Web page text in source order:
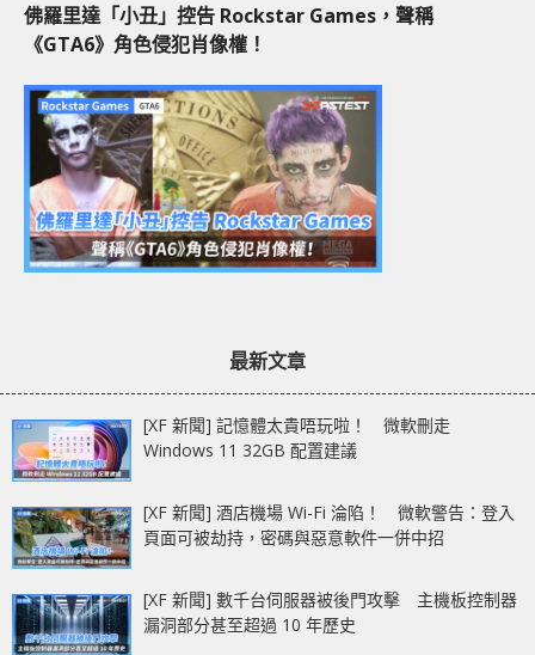
佛羅里達「小丑」控告 Rockstar Games，聲稱
《GTA6》角色侵犯肖像權！
最新文章
[XF 新聞] 記憶體太貴唔玩啦！ 微軟刪走
Windows 11 32GB 配置建議
[XF 新聞] 酒店機場 Wi-Fi 淪陷！ 微軟警告：登入
頁面可被劫持，密碼與惡意軟件一併中招
[XF 新聞] 數千台伺服器被後門攻擊 主機板控制器
漏洞部分甚至超過 10 年歷史